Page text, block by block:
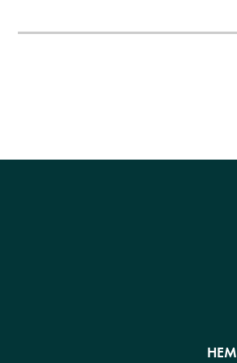
HEM